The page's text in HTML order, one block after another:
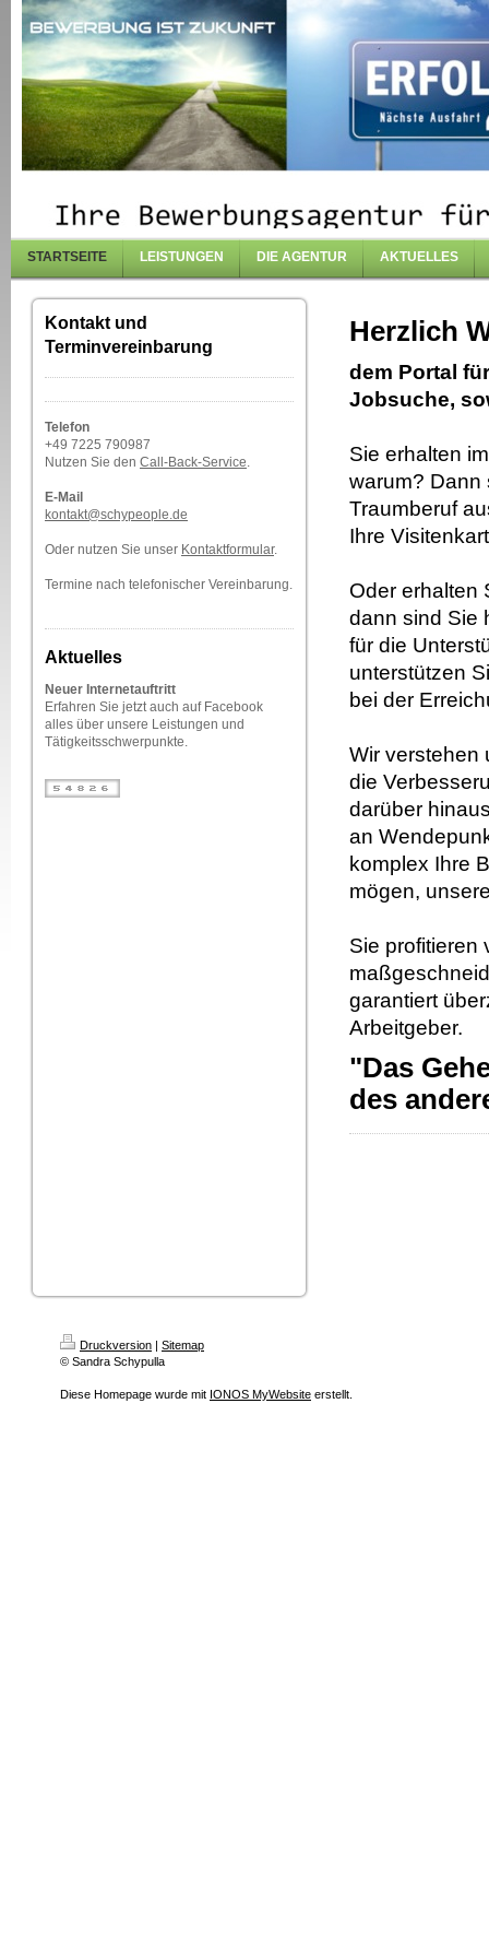
STARTSEITE LEISTUNGEN DIE AGENTUR AKTUELLES
Kontakt und
Terminvereinbarung
Telefon
+49 7225 790987
Nutzen Sie den Call-Back-Service.
E-Mail
kontakt@schypeople.de
Oder nutzen Sie unser Kontaktformular.
Termine nach telefonischer Vereinbarung.
Aktuelles
Neuer Internetauftritt
Erfahren Sie jetzt auch auf Facebook
alles über unsere Leistungen und
Tätigkeitsschwerpunkte.
Herzlich
dem Portal
Jobsuche,
Sie erhalten
warum? Dann
Traumberuf
Ihre
Oder erhalten
dann sind Sie
für die
unterstützen
bei der
Wir verstehen
die
darüber
an
komplex Ihre
mögen,
Sie profitieren
garantiert
Arbeitgeber.
"Das
des
Druckversion | Sitemap
© Sandra Schypulla
Diese Homepage wurde mit IONOS MyWebsite erstellt.